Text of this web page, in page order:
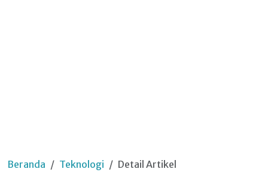
Beranda Teknologi Detail Artikel